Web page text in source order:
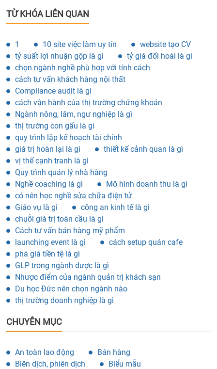
TỪ KHÓA LIÊN QUAN
1 10 site việc làm uy tín
website tạo CV
tỷ suất lợi nhuận gộp là gì
tỷ giá đối hoái là gì
chọn ngành nghề phù hợp với tính cách
cách tư vấn khách hàng nội thất
Compliance audit là gì
cách vận hành của thị trường chứng khoán
Ngành nông, lâm, ngư nghiệp là gì
thị trường con gấu là gì
quy trình lập kế hoạch tài chính
giá trị hoàn lại là gì
thiết kế cảnh quan là gì
vị thế cạnh tranh là gì
Quy trình quản lý nhà hàng
Nghề coaching là gì
Mô hình doanh thu là gì
có nên học nghề sửa chữa điện tử
Giáo vụ là gì
công an kinh tế là gì
chuỗi giá trị toàn cầu là gì
Cách tư vấn bán hàng mỹ phẩm
launching event là gì
cách setup quán cafe
phá giá tiền tệ là gì
GLP trong ngành dược là gì
Nhược điểm của ngành quản trị khách sạn
Du học Đức nên chọn ngành nào
thị trường doanh nghiệp là gì
CHUYÊN MỤC
An toàn lao động
Bán hàng
Biên dịch, phiên dịch
Biểu mẫu